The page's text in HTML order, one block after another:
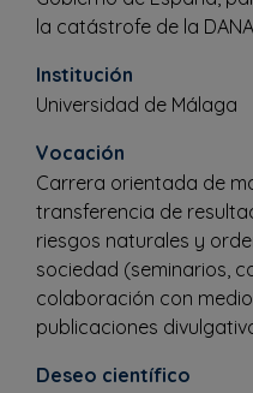
la catástrofe de la
Institución
Universidad de Málaga
Vocación
Carrera orientada de
transferencia de
riesgos naturales y
sociedad (seminarios,
colaboración con
publicaciones
Deseo científico